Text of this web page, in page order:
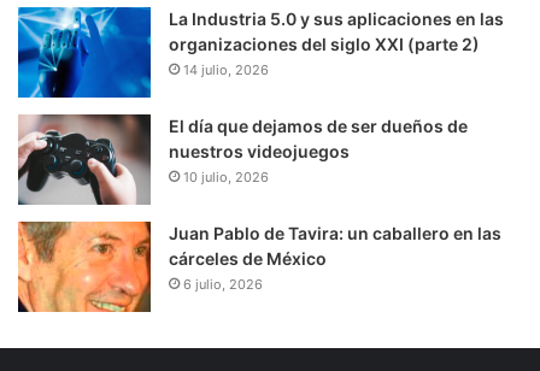
La Industria 5.0 y sus aplicaciones en las
organizaciones del siglo XXI (parte 2)
14 julio, 2026
El día que dejamos de ser dueños de
nuestros videojuegos
10 julio, 2026
Juan Pablo de Tavira: un caballero en las
cárceles de México
6 julio, 2026